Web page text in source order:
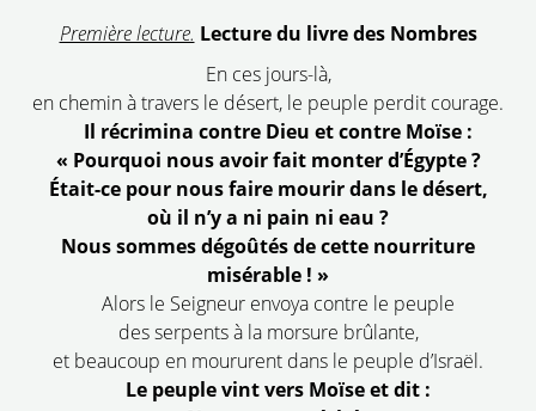
Première lecture. Lecture du livre des Nombres
En ces jours-là,
en chemin à travers le désert, le peuple perdit courage.
Il récrimina contre Dieu et contre Moïse :
« Pourquoi nous avoir fait monter d’Égypte ?
Était-ce pour nous faire mourir dans le désert,
où il n’y a ni pain ni eau ?
Nous sommes dégoûtés de cette nourriture
misérable ! »
Alors le Seigneur envoya contre le peuple
des serpents à la morsure brûlante,
et beaucoup en moururent dans le peuple d’Israël.
Le peuple vint vers Moïse et dit :